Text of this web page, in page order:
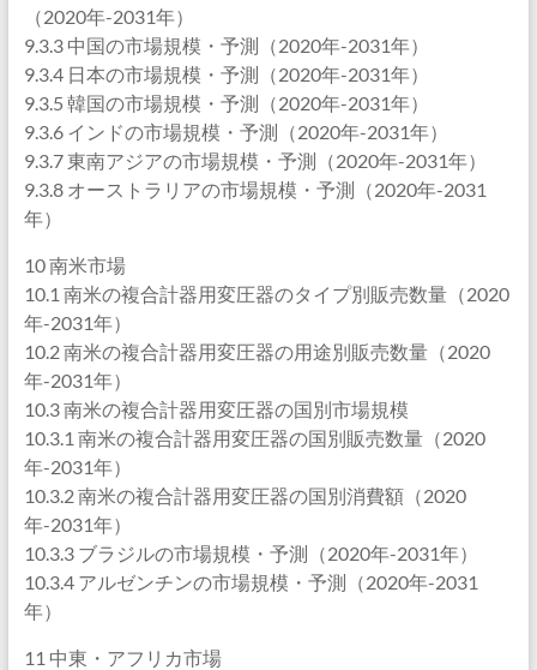
（2020年-2031年）
9.3.3 中国の市場規模・予測（2020年-2031年）
9.3.4 日本の市場規模・予測（2020年-2031年）
9.3.5 韓国の市場規模・予測（2020年-2031年）
9.3.6 インドの市場規模・予測（2020年-2031年）
9.3.7 東南アジアの市場規模・予測（2020年-2031年）
9.3.8 オーストラリアの市場規模・予測（2020年-2031
年）
10 南米市場
10.1 南米の複合計器用変圧器のタイプ別販売数量（2020
年-2031年）
10.2 南米の複合計器用変圧器の用途別販売数量（2020
年-2031年）
10.3 南米の複合計器用変圧器の国別市場規模
10.3.1 南米の複合計器用変圧器の国別販売数量（2020
年-2031年）
10.3.2 南米の複合計器用変圧器の国別消費額（2020
年-2031年）
10.3.3 ブラジルの市場規模・予測（2020年-2031年）
10.3.4 アルゼンチンの市場規模・予測（2020年-2031
年）
11 中東・アフリカ市場